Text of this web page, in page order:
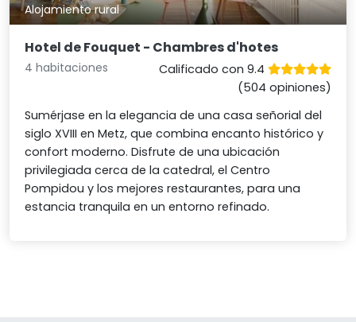
Alojamiento rural
Hotel de Fouquet - Chambres d'hotes
4 habitaciones
Calificado con 9.4
(504 opiniones)
Sumérjase en la elegancia de una casa señorial del
siglo XVIII en Metz, que combina encanto histórico y
confort moderno. Disfrute de una ubicación
privilegiada cerca de la catedral, el Centro
Pompidou y los mejores restaurantes, para una
estancia tranquila en un entorno refinado.